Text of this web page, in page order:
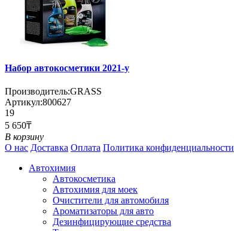
Набор автокосметики 2021-у
Производитель:GRASS
Артикул:800627
19
5 650₸
В корзину
О нас Доставка Оплата Политика конфиденциальности
Автохимия
Автокосметика
Автохимия для моек
Очистители для автомобиля
Ароматизаторы для авто
Дезинфицирующие средства